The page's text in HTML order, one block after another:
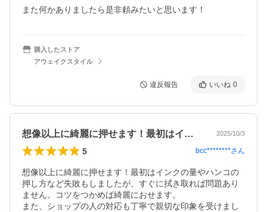
また何かありましたら是非頼みたいと思います！
購入したストア
アウェイクスタイル
違反報告 いいね 0
想像以上に綺麗に押せます！最初はインク… 2025/10/3
5 bcc********さん
想像以上に綺麗に押せます！最初はインクの量やハンコの
押し方など失敗もしましたが、すぐに拭き取れば問題あり
ません。コツをつかめば綺麗におせます。
また、ショップの人の対応も丁寧で親切な印象を受けまし